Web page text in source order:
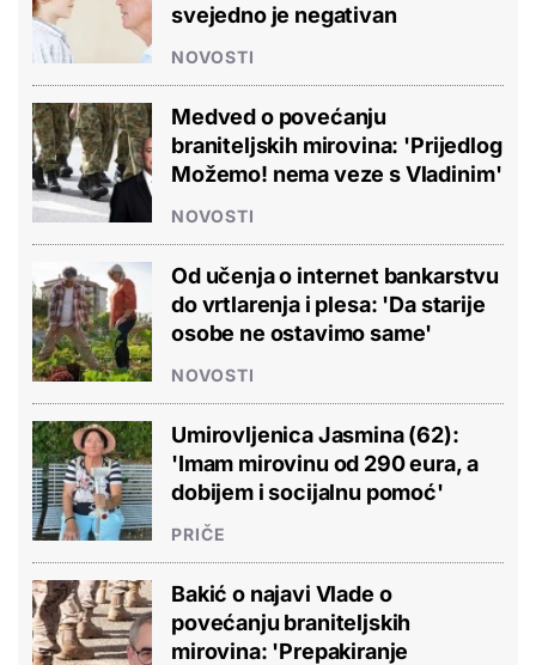
svejedno je negativan
NOVOSTI
Medved o povećanju
braniteljskih mirovina: 'Prijedlog
Možemo! nema veze s Vladinim'
NOVOSTI
Od učenja o internet bankarstvu
do vrtlarenja i plesa: 'Da starije
osobe ne ostavimo same'
NOVOSTI
Umirovljenica Jasmina (62):
'Imam mirovinu od 290 eura, a
dobijem i socijalnu pomoć'
PRIČE
Bakić o najavi Vlade o
povećanju braniteljskih
mirovina: 'Prepakiranje